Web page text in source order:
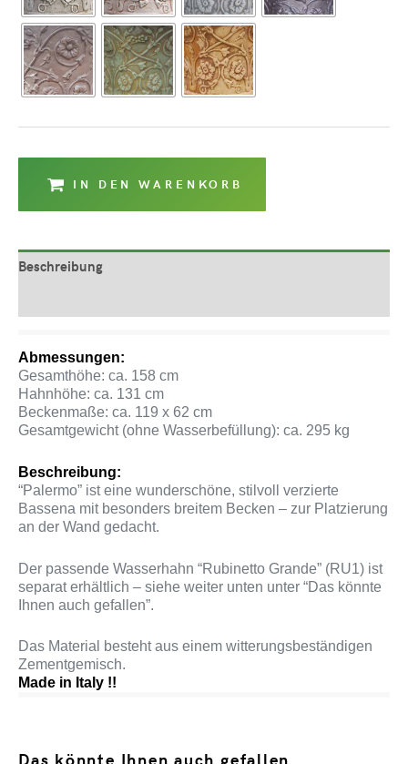
IN DEN WARENKORB
Beschreibung
Abmessungen:
Gesamthöhe: ca. 158 cm
Hahnhöhe: ca. 131 cm
Beckenmaße: ca. 119 x 62 cm
Gesamtgewicht (ohne Wasserbefüllung): ca. 295 kg
Beschreibung:
“Palermo” ist eine wunderschöne, stilvoll verzierte
Bassena mit besonders breitem Becken – zur Platzierung
an der Wand gedacht.
Der passende Wasserhahn “Rubinetto Grande” (RU1) ist
separat erhältlich – siehe weiter unten unter “Das könnte
Ihnen auch gefallen”.
Das Material besteht aus einem witterungsbeständigen
Zementgemisch.
Made in Italy !!